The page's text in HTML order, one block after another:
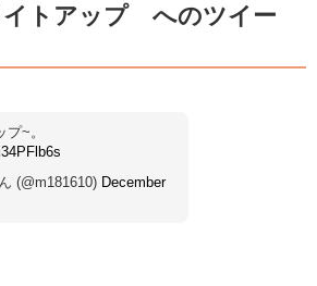
イトアップ へのツイー
~。
(@m181610) December